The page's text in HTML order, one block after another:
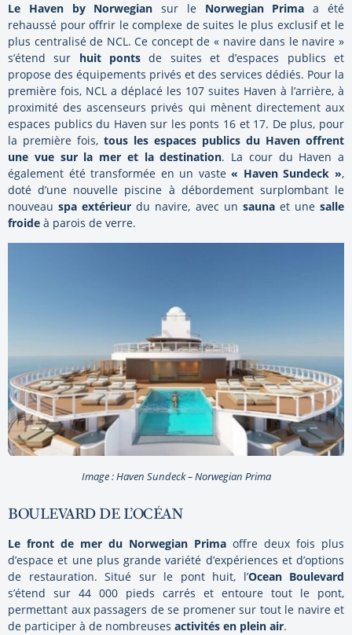
Le Haven by Norwegian sur le Norwegian Prima a été
rehaussé pour offrir le complexe de suites le plus exclusif et le
plus centralisé de NCL. Ce concept de « navire dans le navire »
s’étend sur huit ponts de suites et d’espaces publics et
propose des équipements privés et des services dédiés. Pour la
première fois, NCL a déplacé les 107 suites Haven à l’arrière, à
proximité des ascenseurs privés qui mènent directement aux
espaces publics du Haven sur les ponts 16 et 17. De plus, pour
la première fois, tous les espaces publics du Haven offrent
une vue sur la mer et la destination. La cour du Haven a
également été transformée en un vaste« Haven Sundeck »,
doté d’une nouvelle piscine à débordement surplombant le
nouveauspa extérieur du navire, avec un saunaet unesalle
froide à parois de verre.
Image : Haven Sundeck – Norwegian Prima
BOULEVARD DE L’OCÉAN
Le front de mer du Norwegian Prima offre deux fois plus
d’espace et une plus grande variété d’expériences et d’options
de restauration. Situé sur le pont huit, l’Ocean Boulevard
s’étend sur 44 000 pieds carrés et entoure tout le pont,
permettant aux passagers de se promener sur tout le navire et
de participer à de nombreuses activités en plein air.